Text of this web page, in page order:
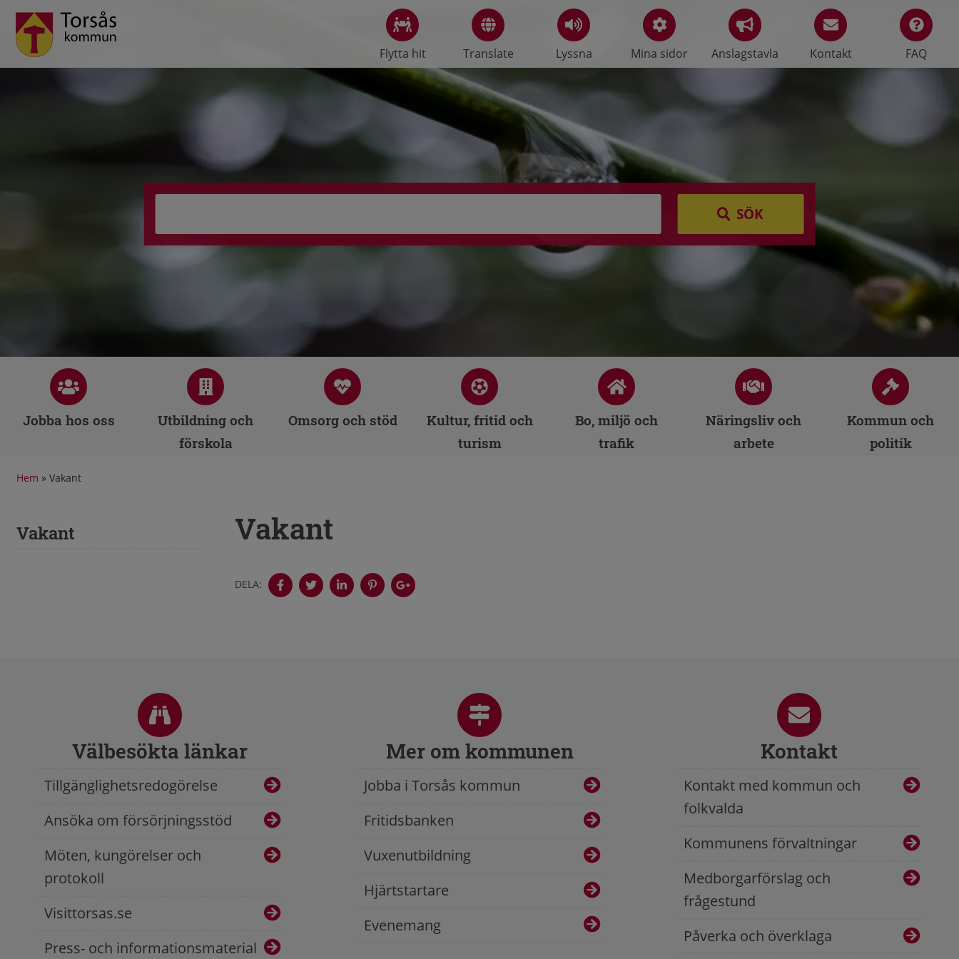
Flytta hit Translate Lyssna Mina sidor Anslagstavla Kontakt FAQ
SÖK
Jobba hos oss
Utbildning och
förskola
Omsorg och stöd
Kultur, fritid och
turism
Bo, miljö och
trafik
Näringsliv och
arbete
Kommun och
politik
Hem » Vakant
Vakant Vakant
DELA:
Välbesökta länkar
Tillgänglighetsredogörelse
Ansöka om försörjningsstöd
Möten, kungörelser och
protokoll
Visittorsas.se
Press- och informationsmaterial
Mer om kommunen
Jobba i Torsås kommun
Fritidsbanken
Vuxenutbildning
Hjärtstartare
Evenemang
Kontakt
Kontakt med kommun och
folkvalda
Kommunens förvaltningar
Medborgarförslag och
frågestund
Påverka och överklaga